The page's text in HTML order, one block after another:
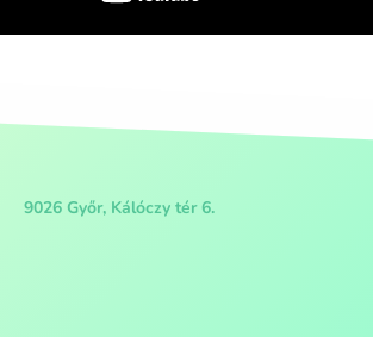
9026 Győr, Kálóczy tér 6.